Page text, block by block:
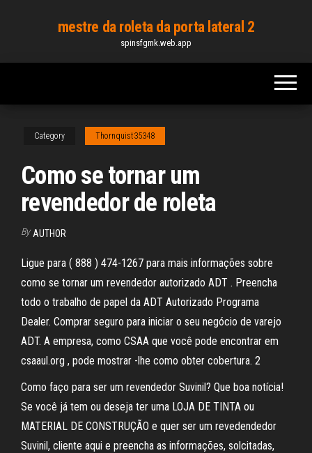
content
mestre da roleta da porta lateral 2
spinsfgmk.web.app
Category Thornquist35348
Como se tornar um
revendedor de roleta
By AUTHOR
Ligue para ( 888 ) 474-1267 para mais informações sobre
como se tornar um revendedor autorizado ADT . Preencha
todo o trabalho de papel da ADT Autorizado Programa
Dealer. Comprar seguro para iniciar o seu negócio de varejo
ADT. A empresa, como CSAA que você pode encontrar em
csaaul.org , pode mostrar -lhe como obter cobertura. 2
Como faço para ser um revendedor Suvinil? Que boa notícia!
Se você já tem ou deseja ter uma LOJA DE TINTA ou
MATERIAL DE CONSTRUÇÃO e quer ser um revedendedor
Suvinil, cliente aqui e preencha as informações, solcitadas,